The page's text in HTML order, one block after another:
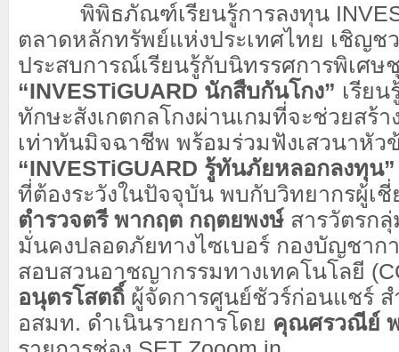
พิพิธภัณฑ์เรียนรู้การลงทุน
ตลาดหลักทรัพย์แห่งประเทศไทย เชิญช
ประสบการณ์เรียนรู้กับนิทรรศการพิเศษ
“INVESTiGUARD นักสืบกันโกง” เรีย
ทักษะสังเกตกลโกงผ่านเกมที่จะช่วยสร้า
เท่าทันมิจฉาชีพ พร้อมร่วมฟังเสวนาหัว
“INVESTiGUARD รู้ทันภัยหลอกลงทุน”
ที่ต้องระวังในปัจจุบัน พบกับวิทยากรผู้เ
ตำรวจตรี พากฤต กฤตยพงษ์ สารวัตรก
มั่นคงปลอดภัยทางไซเบอร์ กองบัญชาก
สอบสวนอาชญากรรมทางเทคโนโลยี
อนุตรโสตถิ์ ผู้จัดการศูนย์ชัวร์ก่อนแชร์
อสมท. ดำเนินรายการโดย คุณศรวณีย์